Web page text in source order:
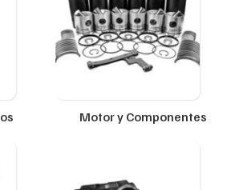
Motor y Componentes